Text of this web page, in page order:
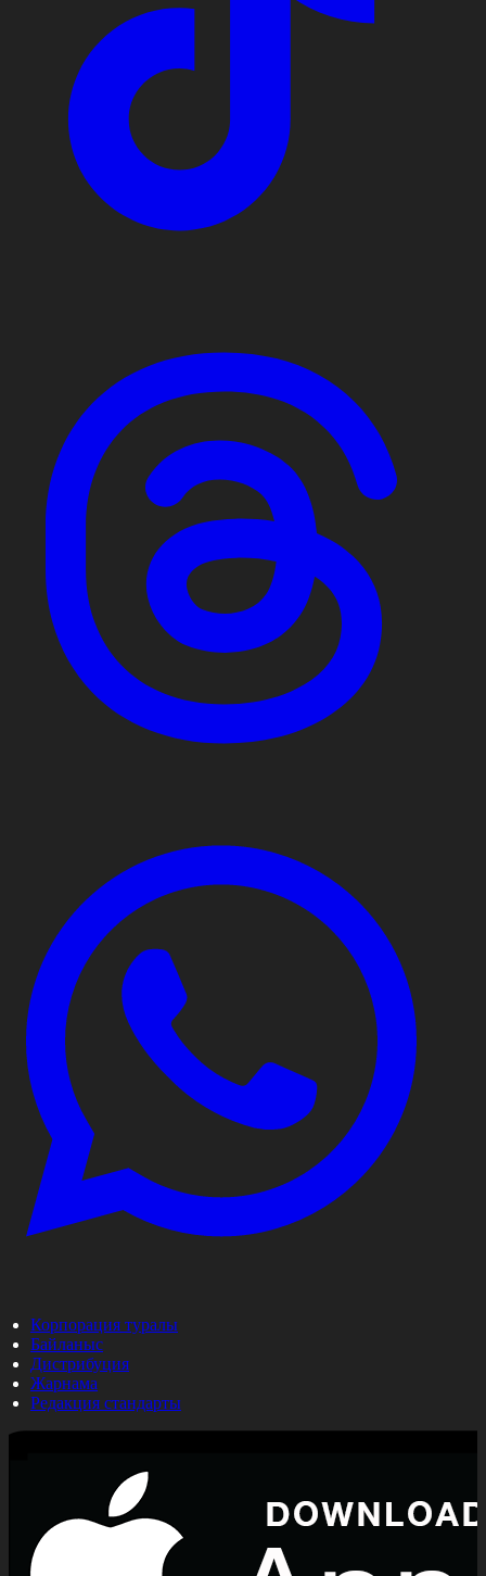
Корпорация туралы
Байланыс
Дистрибуция
Жарнама
Редакция стандарты